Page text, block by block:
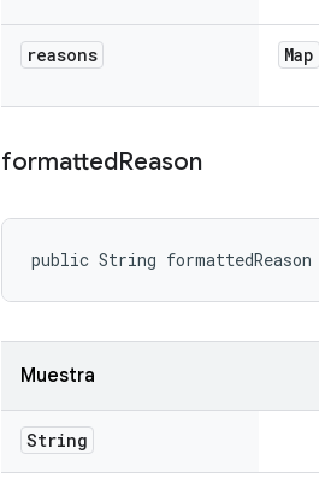
reasons Map
formattedReason
public String
Muestra
String